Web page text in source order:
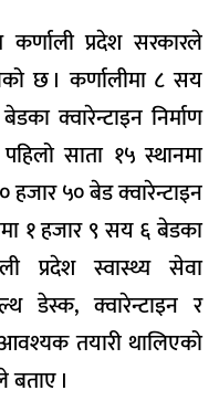
कर्णाली प्रदेश सरकारले
छ । कर्णालीमा ८ सय
क्वारेन्टाइन निर्माण
साता १५ स्थानमा
हजार ५० बेड क्वारेन्टाइन
१ हजार ९ सय ६ बेडका
प्रदेश स्वास्थ्य सेवा
डेस्क, क्वारेन्टाइन र
तयारी थालिएको
बताए ।